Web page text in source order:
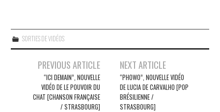
SORTIES DE VIDÉOS
Navigation
articles
PREVIOUS ARTICLE
“ICI DEMAIN”, NOUVELLE
VIDÉO DE LE POUVOIR DU
CHAT [CHANSON FRANÇAISE
/ STRASBOURG]
NEXT ARTICLE
“PHOWO”, NOUVELLE VIDÉO
DE LUCIA DE CARVALHO [POP
BRÉSILIENNE /
STRASBOURG]